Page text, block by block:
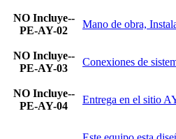
NO Incluye--
PE-AY-02
Mano de obra,
NO Incluye--
PE-AY-03
Conexiones de
NO Incluye--
PE-AY-04
Entrega en el sitio